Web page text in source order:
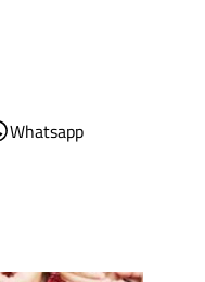
Whatsapp